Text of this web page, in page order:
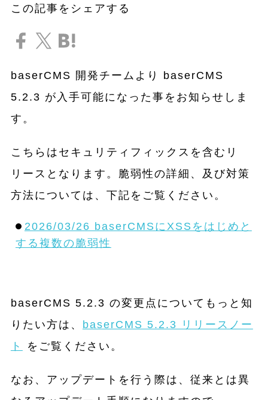
この記事をシェアする
baserCMS 開発チームより baserCMS
5.2.3 が入手可能になった事をお知らせしま
す。
こちらはセキュリティフィックスを含むリ
リースとなります。脆弱性の詳細、及び対策
方法については、下記をご覧ください。
2026/03/26 baserCMSにXSSをはじめと
する複数の脆弱性
baserCMS 5.2.3 の変更点についてもっと知
りたい方は、
baserCMS 5.2.3 リリースノー
ト
をご覧ください。
なお、アップデートを行う際は、従来とは異